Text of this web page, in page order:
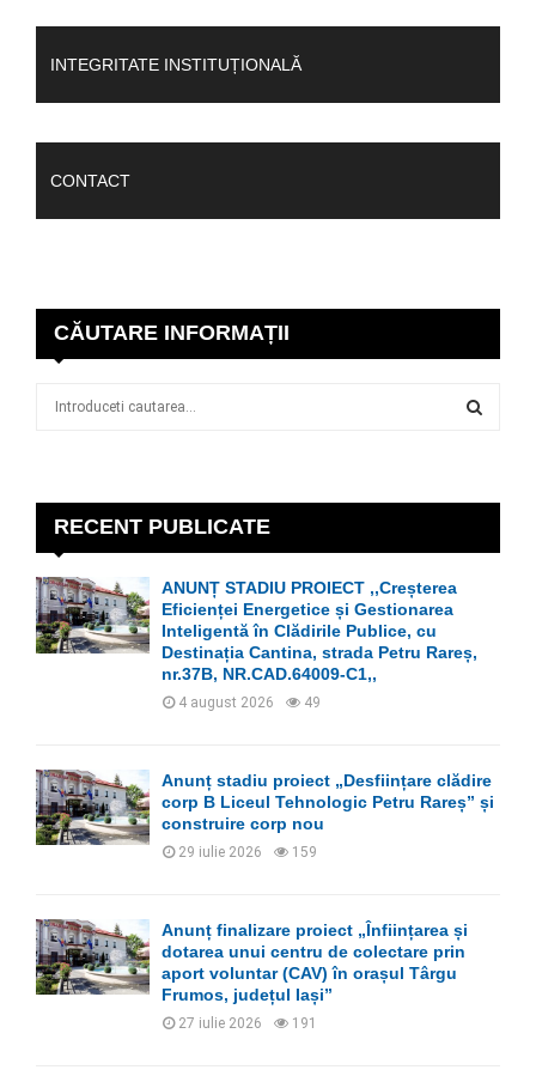
INTEGRITATE INSTITUȚIONALĂ
CONTACT
CĂUTARE INFORMAȚII
r
:
E
A
C
RECENT PUBLICATE
ANUNȚ STADIU PROIECT ,,Creșterea
Eficienței Energetice și Gestionarea
Inteligentă în Clădirile Publice, cu
Destinația Cantina, strada Petru Rareș,
nr.37B, NR.CAD.64009-C1,,
4 august 2026 49
Anunț stadiu proiect „Desființare clădire
corp B Liceul Tehnologic Petru Rareș” și
construire corp nou
29 iulie 2026 159
Anunț finalizare proiect „Înființarea și
dotarea unui centru de colectare prin
aport voluntar (CAV) în orașul Târgu
Frumos, județul Iași”
27 iulie 2026 191